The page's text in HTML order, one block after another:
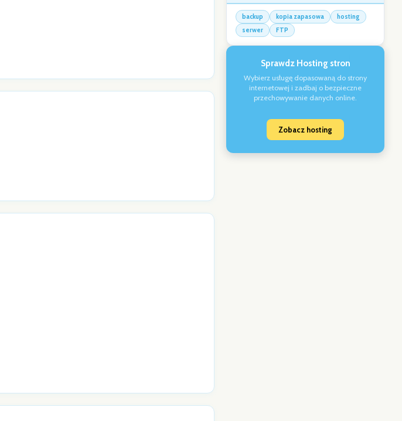
backup kopia zapasowa
hosting
serwer
FTP
Sprawdz Hosting stron
Wybierz usługę dopasowaną do strony
internetowej i zadbaj o bezpieczne
przechowywanie danych online.
Zobacz hosting